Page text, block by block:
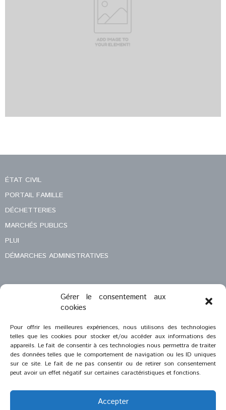
Gérer le consentement aux
cookies
Pour offrir les meilleures expériences, nous utilisons des technologies
telles que les cookies pour stocker et/ou accéder aux informations des
appareils. Le fait de consentir à ces technologies nous permettra de traiter
des données telles que le comportement de navigation ou les ID uniques
sur ce site. Le fait de ne pas consentir ou de retirer son consentement
peut avoir un effet négatif sur certaines caractéristiques et fonctions.
Accepter
ÉTAT CIVIL
PORTAIL FAMILLE
DÉCHETTERIES
MARCHÉS PUBLICS
PLUI
DÉMARCHES ADMINISTRATIVES
MENTIONS LÉGALES